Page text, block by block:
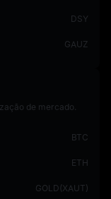
DSY
GAUZ
de mercado.
BTC
ETH
GOLD(XAUT)